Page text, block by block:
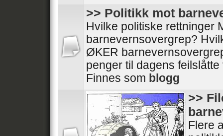
>> Politikk mot
Hvilke politiske rettninger
barnevernsovergrep?
ØKER
penger til dagens
Finnes som blogg
>>
Flere